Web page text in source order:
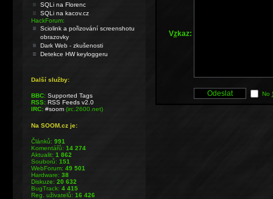
Vzkaz:
No
SQLi na Florenc
SQLi na kacov.cz
HackForum:
Sciolink a pořizování screenshotu
obrazovky
Dark Web - zkušenosti
Detekce HW keyloggeru
Další služby:
BBC: Supported Tags
RSS: RSS Feeds v2.0
IRC: #soom(irc.2600.net)
Na SOOM.cz je:
Článků:991
Komentářů:14 274
Aktualit:1 862
Souborů:151
WebForum:49 501
Hardware:38
Diskuze:20 632
BugTrack:4 415
Reg. uživatelů:16 426